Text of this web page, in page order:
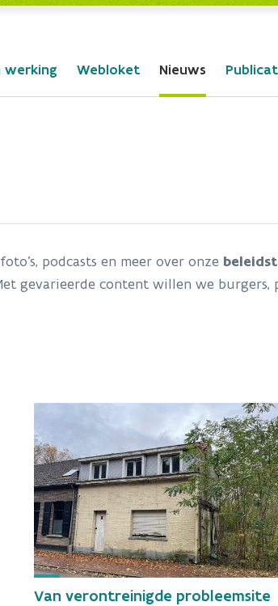
werking Webloket Nieuws
podcasts en meer over onze
gevarieerde content willen we
Van verontreinigde probleemsite